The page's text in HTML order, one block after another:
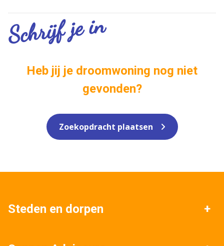
Heb jij je droomwoning nog niet
gevonden?
Schrijf je in
Zoekopdracht plaatsen
Steden en dorpen